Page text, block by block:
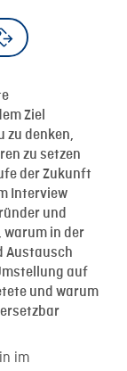
Ziel
zu denken,
zu setzen
der Zukunft
Interview
und
warum in der
Austausch
auf
und warum
im